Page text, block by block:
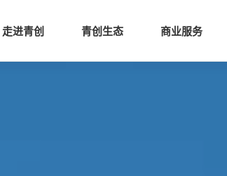
网站首页 走进青创 青创生态
走进青创 青创生态 商业服务